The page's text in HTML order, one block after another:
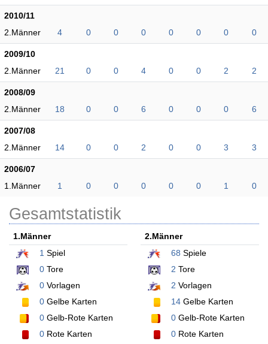
2010/11
2.Männer
4 0 0 0 0 0 0 0
2009/10
2.Männer
21 0 0 4 0 0 2 2
2008/09
2.Männer
18 0 0 6 0 0 0 6
2007/08
2.Männer
14 0 0 2 0 0 3 3
2006/07
1.Männer
1 0 0 0 0 0 1 0
Gesamtstatistik
1.Männer
1 Spiel
0 Tore
0 Vorlagen
0 Gelbe Karten
0 Gelb-Rote Karten
0 Rote Karten
2.Männer
68 Spiele
2 Tore
2 Vorlagen
14Gelbe Karten
0Gelb-Rote Karten
0Rote Karten